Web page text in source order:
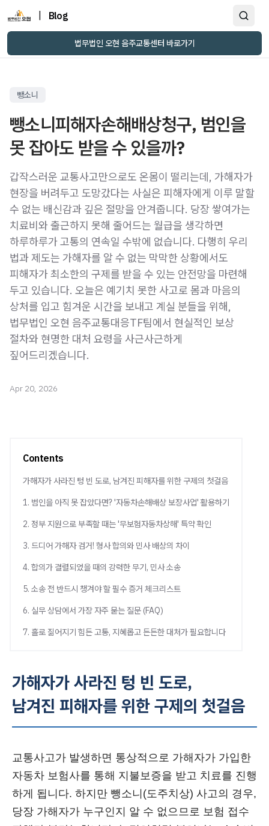
Blog
법무법인 오현 음주교통센터 바로가기
뺑소니
뺑소니피해자손해배상청구, 범인을
못 잡아도 받을 수 있을까?
갑작스러운 교통사고만으로도 온몸이 떨리는데, 가해자가
현장을 버려두고 도망갔다는 사실은 피해자에게 이루 말할
수 없는 배신감과 깊은 절망을 안겨줍니다. 당장 쌓여가는
치료비와 출근하지 못해 줄어드는 월급을 생각하면
하루하루가 고통의 연속일 수밖에 없습니다. 다행히 우리
법과 제도는 가해자를 알 수 없는 막막한 상황에서도
피해자가 최소한의 구제를 받을 수 있는 안전망을 마련해
두고 있습니다. 오늘은 예기치 못한 사고로 몸과 마음의
상처를 입고 힘겨운 시간을 보내고 계실 분들을 위해,
법무법인 오현 음주교통대응TF팀에서 현실적인 보상
절차와 현명한 대처 요령을 사근사근하게
짚어드리겠습니다.
Apr 20, 2026
Contents
가해자가 사라진 텅 빈 도로, 남겨진 피해자를 위한 구제의 첫걸음
1. 범인을 아직 못 잡았다면? '자동차손해배상 보장사업' 활용하기
2. 정부 지원으로 부족할 때는 '무보험자동차상해' 특약 확인
3. 드디어 가해자 검거! 형사 합의와 민사 배상의 차이
4. 합의가 결렬되었을 때의 강력한 무기, 민사 소송
5. 소송 전 반드시 챙겨야 할 필수 증거 체크리스트
6. 실무 상담에서 가장 자주 묻는 질문 (FAQ)
7. 홀로 짊어지기 힘든 고통, 지혜롭고 든든한 대처가 필요합니다
가해자가 사라진 텅 빈 도로,
남겨진 피해자를 위한 구제의 첫걸음
교통사고가 발생하면 통상적으로 가해자가 가입한
자동차 보험사를 통해 지불보증을 받고 치료를 진행
하게 됩니다. 하지만 뺑소니(도주치상) 사고의 경우,
당장 가해자가 누구인지 알 수 없으므로 보험 접수